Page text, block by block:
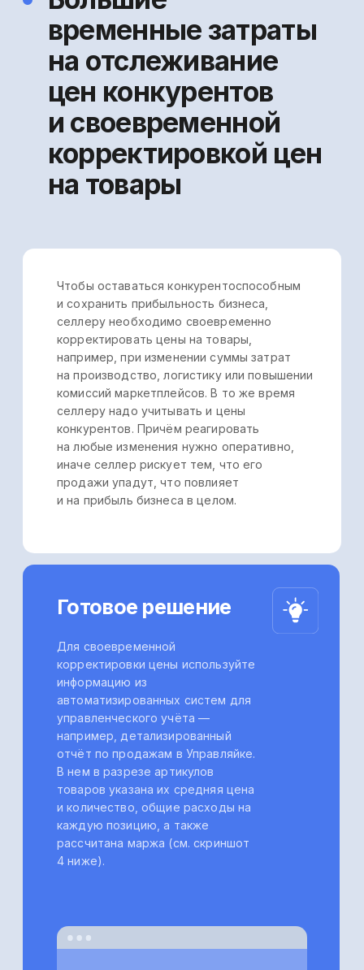
осуществляет деятельность в сфере
информационных технологий. Согласно
Приказу Минцифры от 08.10.22 следующие
виды деятельности (код): 1.01 и 2.01
Согласие на обработку ПД
Согласие на получение рекламы
Публичная оферта
Политика конфиденциальности
ООО «БУХГАЛТЕРИЯ В ШОКОЛАДЕ»
Руководитель: ИП Репчинская М.В.
Статус МТК
Выписка из реестра МТК
frontend: React, TypeScript
backend: NodeJS, TypeScript, Python,
NoSQL и SQL базы данных
КПП: 504001001
д. Малышево, д. 36